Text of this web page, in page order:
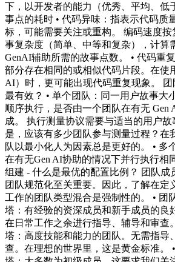
下，以开发者的能力（优秀、平均、低
事点的耗时 • 代码异味：指表示代码质
标，可能需要关注或重构。 编码速度
事复杂度（简单、中等和复杂），计算
GenAI辅助所需的故事点数。 • 代码重
部分存在相同的或相似代码片段。在使
AI）时，更可能出现代码重复现象。
最有效？ • 单个团队：同一用户故事大
顺序执行，是否由一个团队在有无 Gen
成。 执行测量协议需要与适当的用户
是，应该有多少团队参与测量过程？在
队以最小化人为因素总是更好的。 • 多
在有无Gen AI协助的情况下并行执行相
组建 - 什么是最优的配置比例？ 团队成
团队规范化至关重要。因此，了解在定
工作的团队类型混合是强制性的。 • 团
塔：有经验的资深成员和新手成员的良
在日常工作之余进行指导、辅导和审查
塔：高度技能和能力的团队。无需指导
查。在理想的世界里，这是黄金标准。